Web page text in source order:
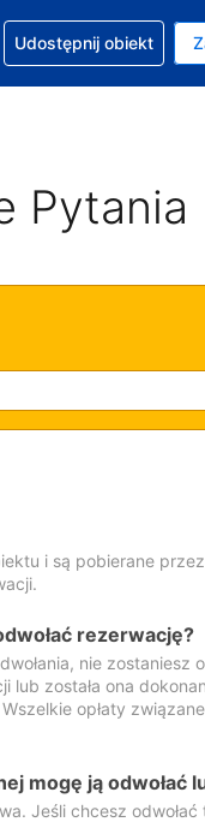
waluta to Złoty
Wybrany język to
pomoc w
Udostępnij obiekt
Pytania
i są pobierane
rezerwację?
nie zostaniesz
lub została ona
opłaty
mogę ją odwołać
Jeśli chcesz